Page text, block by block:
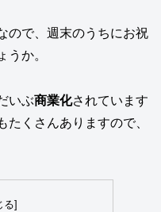
ので、週末のうちにお祝
うか。
いぶ商業化されています
たくさんありますので、